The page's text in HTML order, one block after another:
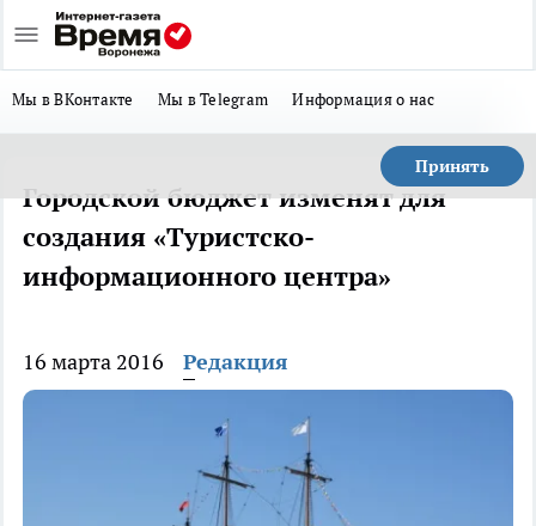
Мы в ВКонтакте Мы в Telegram Информация о нас
Принять
Городской бюджет изменят для
создания «Туристско-
информационного центра»
16 марта 2016 Редакция